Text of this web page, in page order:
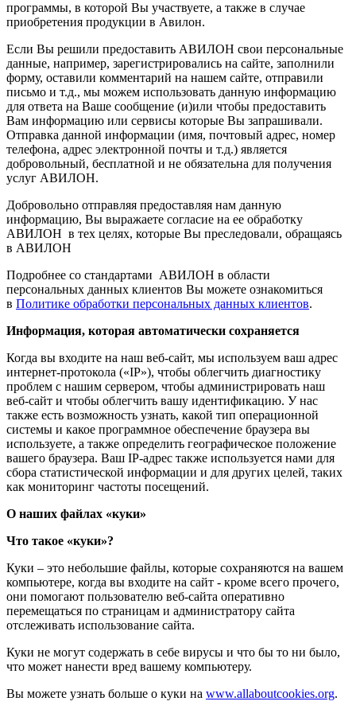
программы, в которой Вы участвуете, а также в случае
приобретения продукции в Авилон.
Если Вы решили предоставить АВИЛОН свои персональные
данные, например, зарегистрировались на сайте, заполнили
форму, оставили комментарий на нашем сайте, отправили
письмо и т.д., мы можем использовать данную информацию
для ответа на Ваше сообщение (и)или чтобы предоставить
Вам информацию или сервисы которые Вы запрашивали.
Отправка данной информации (имя, почтовый адрес, номер
телефона, адрес электронной почты и т.д.) является
добровольный, бесплатной и не обязательна для получения
услуг АВИЛОН.
Добровольно отправляя предоставляя нам данную
информацию, Вы выражаете согласие на ее обработку
АВИЛОН в тех целях, которые Вы преследовали, обращаясь
в АВИЛОН
Подробнее со стандартами АВИЛОН в области
персональных данных клиентов Вы можете ознакомиться
в Политике обработки персональных данных клиентов.
Информация, которая автоматически сохраняется
Когда вы входите на наш веб-сайт, мы используем ваш адрес
интернет-протокола («IP»), чтобы облегчить диагностику
проблем с нашим сервером, чтобы администрировать наш
веб-сайт и чтобы облегчить вашу идентификацию. У нас
также есть возможность узнать, какой тип операционной
системы и какое программное обеспечение браузера вы
используете, а также определить географическое положение
вашего браузера. Ваш IP-адрес также используется нами для
сбора статистической информации и для других целей, таких
как мониторинг частоты посещений.
О наших файлах «куки»
Что такое «куки»?
Куки – это небольшие файлы, которые сохраняются на вашем
компьютере, когда вы входите на сайт - кроме всего прочего,
они помогают пользователю веб-сайта оперативно
перемещаться по страницам и администратору сайта
отслеживать использование сайта.
Куки не могут содержать в себе вирусы и что бы то ни было,
что может нанести вред вашему компьютеру.
Вы можете узнать больше о куки на www.allaboutcookies.org.